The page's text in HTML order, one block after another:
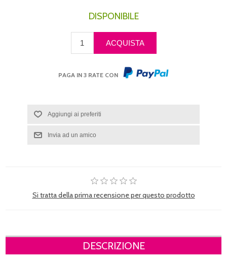
DISPONIBILE
PAGA IN 3 RATE CON
Si tratta della prima recensione per questo prodotto
DESCRIZIONE